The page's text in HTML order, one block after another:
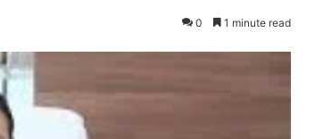
0 1 minute read